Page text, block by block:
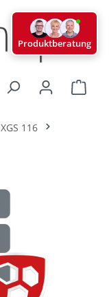
XGS 116
Produktberatung